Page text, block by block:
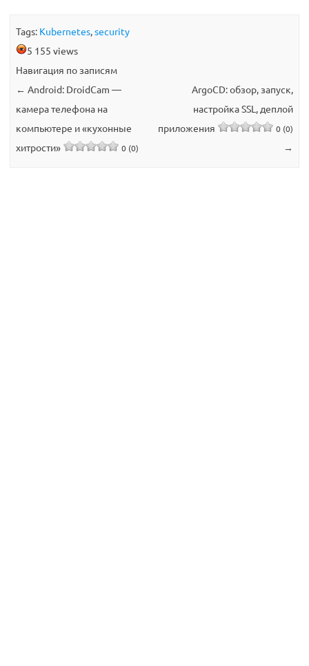
Tags: Kubernetes ,security
5 155 views
Навигация по записям
← Android: DroidCam —
камера телефона на
компьютере и «кухонные
хитрости»
0 (0)
ArgoCD: обзор, запуск,
настройка SSL, деплой
приложения
0 (0)
→